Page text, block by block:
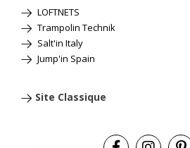
LOFTNETS
Trampolin Technik
Salt'in Italy
Jump'in Spain
Site Classique